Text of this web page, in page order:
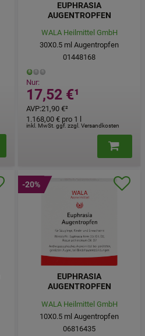
EUPHRASIA
AUGENTROPFEN
WALA Heilmittel GmbH
30X0.5 ml Augentropfen
01448168
Nur:
17,52 €¹
AVP:21,90 €²
inkl. MwSt. ggf. zzgl. Versandkosten
1.168,00 € pro 1 l
EUPHRASIA
AUGENTROPFEN
WALA Heilmittel GmbH
10X0.5 ml Augentropfen
06816435
-20%